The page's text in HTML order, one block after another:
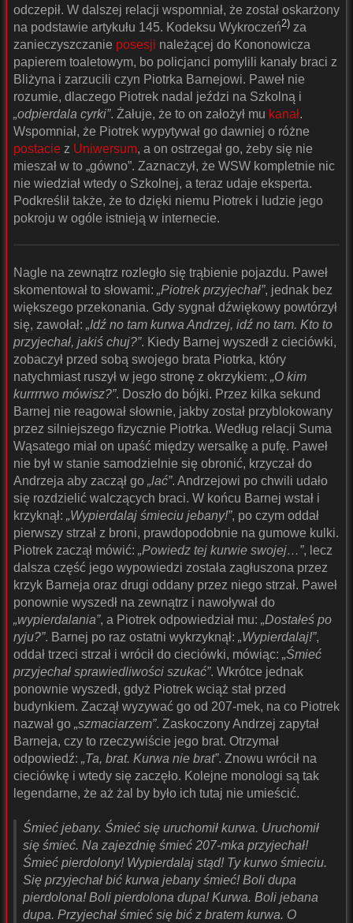
odczepił. W dalszej relacji wspomniał, że został oskarżony
na podstawie artykułu 145. Kodeksu Wykroczeń2) za
zanieczyszczanie posesji należącej do Kononowicza
papierem toaletowym, bo policjanci pomylili kanały braci z
Bliżyna i zarzucili czyn Piotrka Barnejowi. Paweł nie
rozumie, dlaczego Piotrek nadal jeździ na Szkolną i
„odpierdala cyrki”. Żałuje, że to on założył mu kanał.
Wspomniał, że Piotrek wypytywał go dawniej o różne
postacie z Uniwersum, a on ostrzegał go, żeby się nie
mieszał w to „gówno”. Zaznaczył, że WSW kompletnie nic
nie wiedział wtedy o Szkolnej, a teraz udaje eksperta.
Podkreślił także, że to dzięki niemu Piotrek i ludzie jego
pokroju w ogóle istnieją w internecie.
Nagle na zewnątrz rozległo się trąbienie pojazdu. Paweł
skomentował to słowami: „Piotrek przyjechał”, jednak bez
większego przekonania. Gdy sygnał dźwiękowy powtórzył
się, zawołał: „Idź no tam kurwa Andrzej, idź no tam. Kto to
przyjechał, jakiś chuj?”. Kiedy Barnej wyszedł z cieciówki,
zobaczył przed sobą swojego brata Piotrka, który
natychmiast ruszył w jego stronę z okrzykiem: „O kim
kurrrrwo mówisz?”. Doszło do bójki. Przez kilka sekund
Barnej nie reagował słownie, jakby został przyblokowany
przez silniejszego fizycznie Piotrka. Według relacji Suma
Wąsatego miał on upaść między wersalkę a pufę. Paweł
nie był w stanie samodzielnie się obronić, krzyczał do
Andrzeja aby zaczął go „lać”. Andrzejowi po chwili udało
się rozdzielić walczących braci. W końcu Barnej wstał i
krzyknął: „Wypierdalaj śmieciu jebany!”, po czym oddał
pierwszy strzał z broni, prawdopodobnie na gumowe kulki.
Piotrek zaczął mówić: „Powiedz tej kurwie swojej…”, lecz
dalsza część jego wypowiedzi została zagłuszona przez
krzyk Barneja oraz drugi oddany przez niego strzał. Paweł
ponownie wyszedł na zewnątrz i nawoływał do
„wypierdalania”, a Piotrek odpowiedział mu: „Dostałeś po
ryju?”. Barnej po raz ostatni wykrzyknął: „Wypierdalaj!”,
oddał trzeci strzał i wrócił do cieciówki, mówiąc: „Śmieć
przyjechał sprawiedliwości szukać”. Wkrótce jednak
ponownie wyszedł, gdyż Piotrek wciąż stał przed
budynkiem. Zaczął wyzywać go od 207-mek, na co Piotrek
nazwał go „szmaciarzem”. Zaskoczony Andrzej zapytał
Barneja, czy to rzeczywiście jego brat. Otrzymał
odpowiedź: „Ta, brat. Kurwa nie brat”. Znowu wrócił na
cieciówkę i wtedy się zaczęło. Kolejne monologi są tak
legendarne, że aż żal by było ich tutaj nie umieścić.
Śmieć jebany. Śmieć się uruchomił kurwa. Uruchomił
się śmieć. Na zajezdnię śmieć 207-mka przyjechał!
Śmieć pierdolony! Wypierdalaj stąd! Ty kurwo śmieciu.
Się przyjechał bić kurwa jebany śmieć! Boli dupa
pierdolona! Boli pierdolona dupa! Kurwa. Boli jebana
dupa. Przyjechał śmieć się bić z bratem kurwa. O